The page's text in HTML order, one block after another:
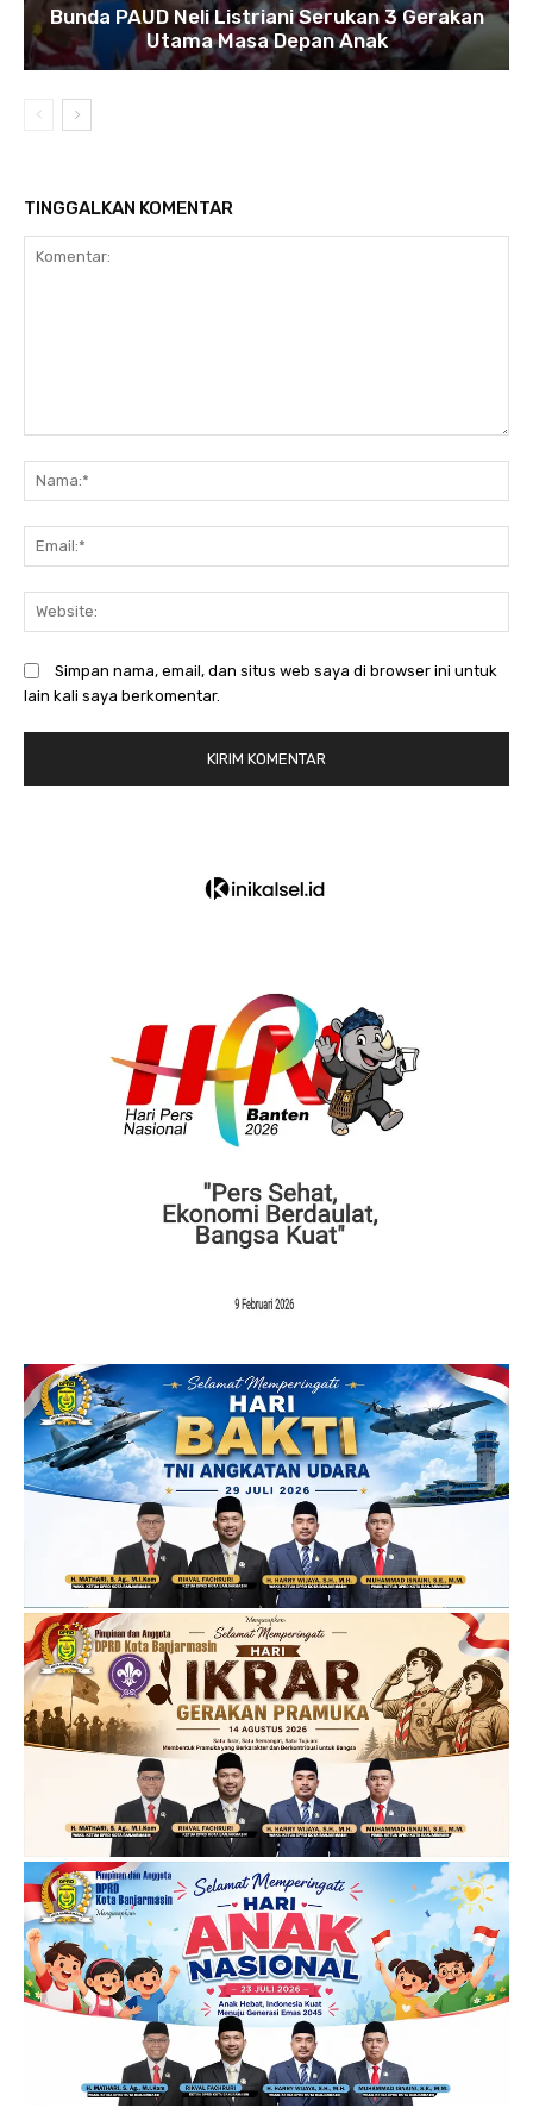
Bunda PAUD Neli Listriani Serukan 3 Gerakan
Utama Masa Depan Anak
TINGGALKAN KOMENTAR
Simpan nama, email, dan situs web saya di browser ini untuk
lain kali saya berkomentar.